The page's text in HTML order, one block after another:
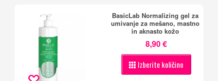
BasicLab Normalizing gel za
umivanje za mešano, mastno
in aknasto kožo
8,90 €
Izberite količino